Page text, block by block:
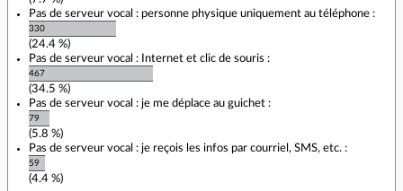
Pas de serveur vocal : personne physique uniquement au téléphone :
330
(24.4 %)
Pas de serveur vocal : Internet et clic de souris :
467
(34.5 %)
Pas de serveur vocal : je me déplace au guichet :
79
(5.8 %)
Pas de serveur vocal : je reçois les infos par courriel, SMS, etc. :
59
(4.4 %)